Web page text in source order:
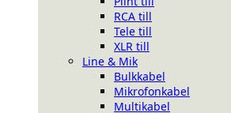
RCA till
Tele till
XLR till
Line & Mik
Bulkkabel
Mikrofonkabel
Multikabel